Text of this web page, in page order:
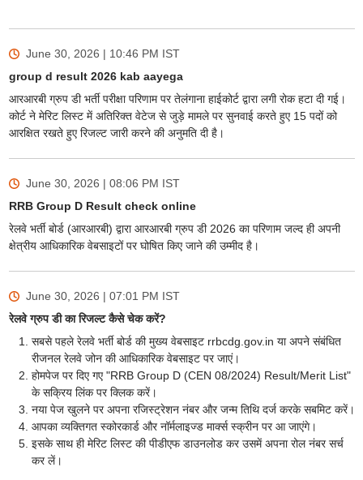
June 30, 2026 | 10:46 PM IST
group d result 2026 kab aayega
आरआरबी ग्रुप डी भर्ती परीक्षा परिणाम पर तेलंगाना हाईकोर्ट द्वारा लगी रोक हटा दी गई।
कोर्ट ने मेरिट लिस्ट में अतिरिक्त वेटेज से जुड़े मामले पर सुनवाई करते हुए 15 पदों को
आरक्षित रखते हुए रिजल्ट जारी करने की अनुमति दी है।
June 30, 2026 | 08:06 PM IST
RRB Group D Result check online
रेलवे भर्ती बोर्ड (आरआरबी) द्वारा आरआरबी ग्रुप डी 2026 का परिणाम जल्द ही अपनी
क्षेत्रीय आधिकारिक वेबसाइटों पर घोषित किए जाने की उम्मीद है।
June 30, 2026 | 07:01 PM IST
रेलवे ग्रुप डी का रिजल्ट कैसे चेक करें?
सबसे पहले रेलवे भर्ती बोर्ड की मुख्य वेबसाइट rrbcdg.gov.in या अपने संबंधित
रीजनल रेलवे जोन की आधिकारिक वेबसाइट पर जाएं।
होमपेज पर दिए गए "RRB Group D (CEN 08/2024) Result/Merit List"
के सक्रिय लिंक पर क्लिक करें।
नया पेज खुलने पर अपना रजिस्ट्रेशन नंबर और जन्म तिथि दर्ज करके सबमिट करें।
आपका व्यक्तिगत स्कोरकार्ड और नॉर्मलाइज्ड मार्क्स स्क्रीन पर आ जाएंगे।
इसके साथ ही मेरिट लिस्ट की पीडीएफ डाउनलोड कर उसमें अपना रोल नंबर सर्च
कर लें।